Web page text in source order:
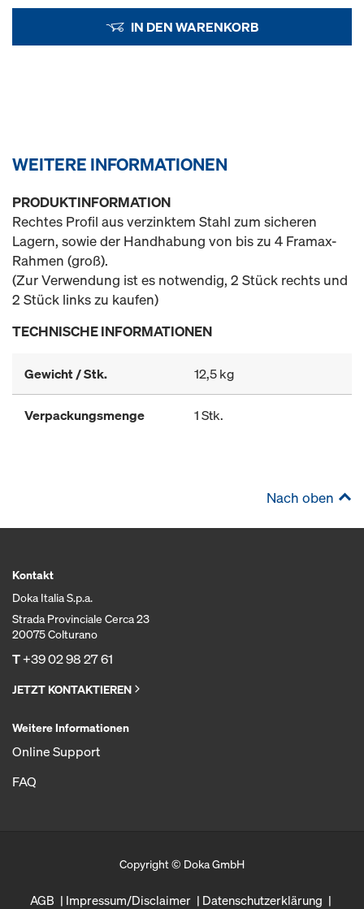
IN DEN WARENKORB
WEITERE INFORMATIONEN
PRODUKTINFORMATION
Rechtes Profil aus verzinktem Stahl zum sicheren
Lagern, sowie der Handhabung von bis zu 4 Framax-
Rahmen (groß).
(Zur Verwendung ist es notwendig, 2 Stück rechts und
2 Stück links zu kaufen)
TECHNISCHE INFORMATIONEN
Gewicht / Stk. 12,5 kg
Verpackungsmenge 1 Stk.
Nach oben
Kontakt
Doka Italia S.p.a.
Strada Provinciale Cerca 23
20075 Colturano
T+39 02 98 27 61
JETZT KONTAKTIEREN
Weitere Informationen
Online Support
FAQ
Copyright © Doka GmbH
AGB Impressum/Disclaimer Datenschutzerklärung